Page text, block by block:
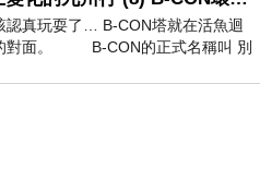
認真玩耍了… B-CON塔就在活魚迴
對面。 B-CON的正式名稱叫 別